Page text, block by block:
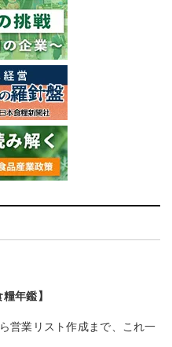
年鑑】
営業リスト作成まで、これ一